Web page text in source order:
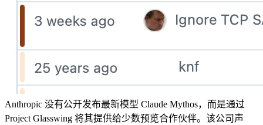
Anthropic 没有公开发布最新模型 Claude Mythos，而是通过
Project Glasswing 将其提供给少数预览合作伙伴。该公司声